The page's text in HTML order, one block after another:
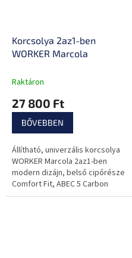
Korcsolya 2az1-ben
WORKER Marcola
Raktáron
27 800 Ft
BŐVEBBEN
Állítható, univerzális korcsolya
WORKER Marcola 2az1-ben
modern dizájn, belső cipőrésze
Comfort Fit, ABEC 5 Carbon
csapágyak.